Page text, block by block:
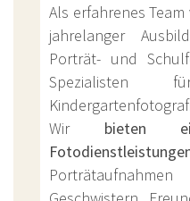
Als erfahrenes
jahrelanger
Porträt- und
Wir bieten